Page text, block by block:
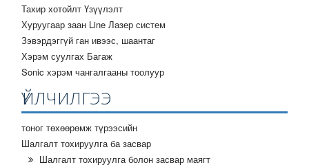
Тахир хотойлт Үзүүлэлт
Хуруугаар заан Line Лазер систем
Зэвэрдэггүй ган ивээс, шаантаг
Хэрэм суулгах Багаж
Sonic хэрэм чангалгааны тоолуур
ҮЙЛЧИЛГЭЭ
тоног төхөөрөмж түрээсийн
Шалгалт тохируулга ба засвар
Шалгалт тохируулга болон засвар маягт